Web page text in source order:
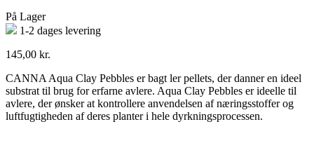
På Lager
1-2 dages levering
145,00 kr.
CANNA Aqua Clay Pebbles er bagt ler pellets, der danner en ideel
substrat til brug for erfarne avlere. Aqua Clay Pebbles er ideelle til
avlere, der ønsker at kontrollere anvendelsen af næringsstoffer og
luftfugtigheden af deres planter i hele dyrkningsprocessen.